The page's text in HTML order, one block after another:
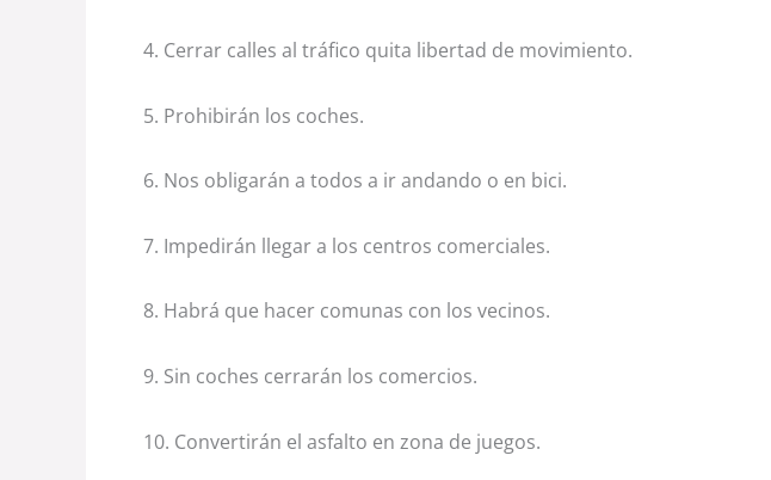
4. Cerrar calles al tráfico quita libertad de movimiento.
5. Prohibirán los coches.
6. Nos obligarán a todos a ir andando o en bici.
7. Impedirán llegar a los centros comerciales.
8. Habrá que hacer comunas con los vecinos.
9. Sin coches cerrarán los comercios.
10. Convertirán el asfalto en zona de juegos.